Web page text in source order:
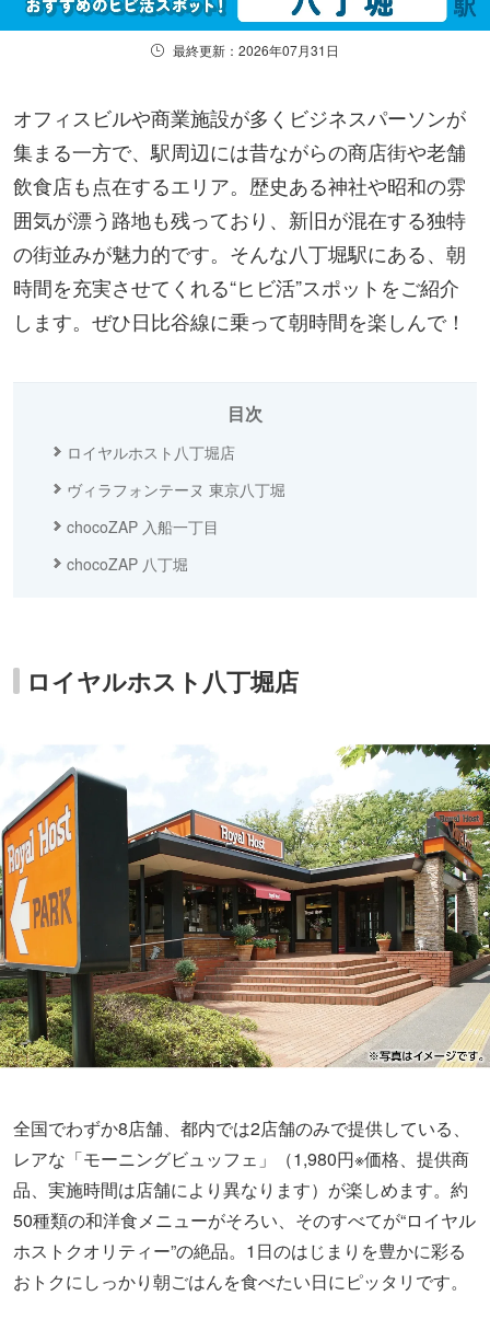
最終更新：2026年07月31日
オフィスビルや商業施設が多くビジネスパーソンが
集まる一方で、駅周辺には昔ながらの商店街や老舗
飲食店も点在するエリア。歴史ある神社や昭和の雰
囲気が漂う路地も残っており、新旧が混在する独特
の街並みが魅力的です。そんな八丁堀駅にある、朝
時間を充実させてくれる“ヒビ活”スポットをご紹介
します。ぜひ日比谷線に乗って朝時間を楽しんで！
目次
ロイヤルホスト八丁堀店
ヴィラフォンテーヌ 東京八丁堀
chocoZAP 入船一丁目
chocoZAP 八丁堀
ロイヤルホスト八丁堀店
全国でわずか8店舗、都内では2店舗のみで提供している、
レアな「モーニングビュッフェ」（1,980円※価格、提供商
品、実施時間は店舗により異なります）が楽しめます。約
50種類の和洋食メニューがそろい、そのすべてが“ロイヤル
ホストクオリティー”の絶品。1日のはじまりを豊かに彩る
おトクにしっかり朝ごはんを食べたい日にピッタリです。